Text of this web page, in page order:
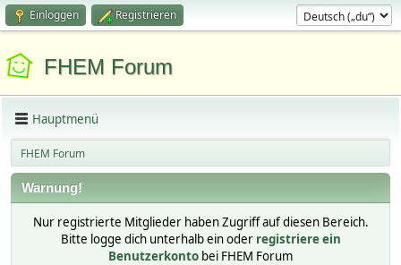
Einloggen Registrieren
FHEM Forum
Hauptmenü
FHEM Forum
Warnung!
Nur registrierte Mitglieder haben Zugriff auf diesen Bereich.
Bitte logge dich unterhalb ein oder registriere ein
Benutzerkonto bei FHEM Forum